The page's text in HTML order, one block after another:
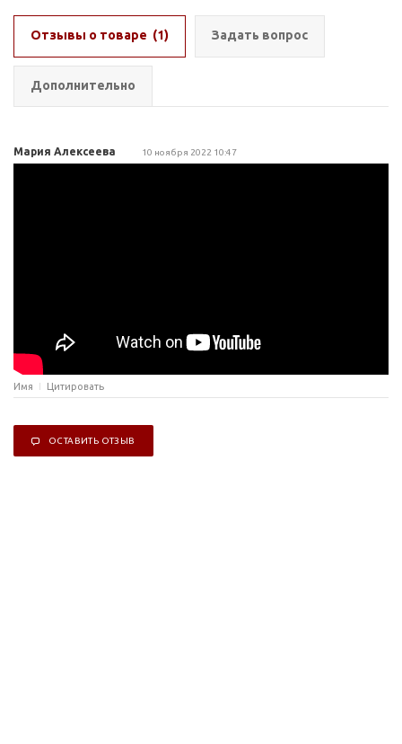
Отзывы о товаре (1) Задать вопрос
Дополнительно
Мария Алексеева 10 ноября 2022 10:47
Имя Цитировать
ОСТАВИТЬ ОТЗЫВ